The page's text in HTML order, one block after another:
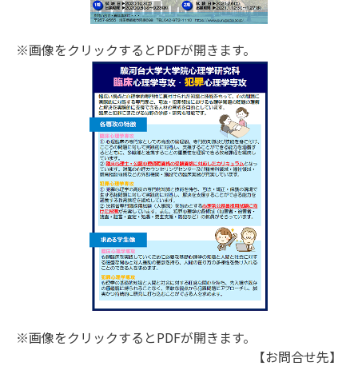
※画像をクリックするとPDFが開きます。
※画像をクリックするとPDFが開きます。
【お問合せ先】